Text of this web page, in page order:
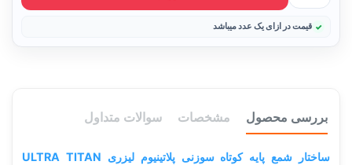
قیمت در ازای یک عدد میباشد
بررسی محصول مشخصات سوالات متداول
ساختار شمع پایه کوتاه سوزنی پلاتینیوم لیزری ULTRA TITAN